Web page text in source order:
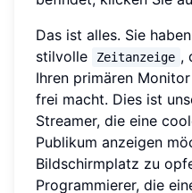
Das ist alles. Sie
stilvolle
Zeitanzeige ,
Ihren primären
frei macht. Dies ist
Streamer, die eine
Publikum anzeigen
Bildschirmplatz zu
Programmierer, die